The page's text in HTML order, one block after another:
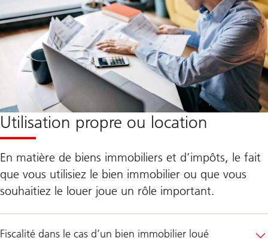
Utilisation propre ou location
En matière de biens immobiliers et d’impôts, le fait
que vous utilisiez le bien immobilier ou que vous
souhaitiez le louer joue un rôle important.
Fiscalité dans le cas d’un bien immobilier loué